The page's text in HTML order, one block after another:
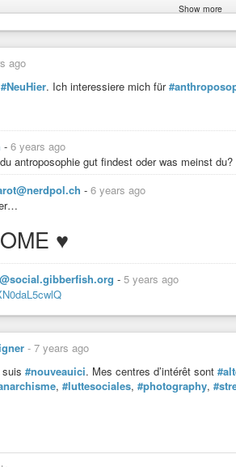
status/1316373944295923712#m
les solutions et l’esprit low-tech. – Accueil
un programme de recherche et de
Show more
ago
#NeuHier. Ich interessiere mich für
- 6 years ago
antroposophie gut findest oder was meinst du?
- 6 years ago
♥
- 5 years ago
- 7 years ago
#nouveauici. Mes centres d’intérêt sont
, #luttesociales, #photography,